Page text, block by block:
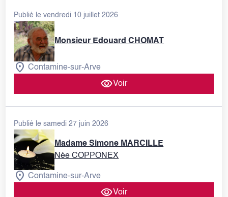
Publié le vendredi 10 juillet 2026
Monsieur Edouard CHOMAT
Contamine-sur-Arve
Voir
Publié le samedi 27 juin 2026
Madame Simone MARCILLE
Née COPPONEX
Contamine-sur-Arve
Voir